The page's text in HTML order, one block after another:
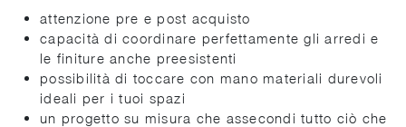
attenzione pre e post acquisto
capacità di coordinare perfettamente gli arredi e
le finiture anche preesistenti
possibilità di toccare con mano materiali durevoli
ideali per i tuoi spazi
un progetto su misura che assecondi tutto ciò che